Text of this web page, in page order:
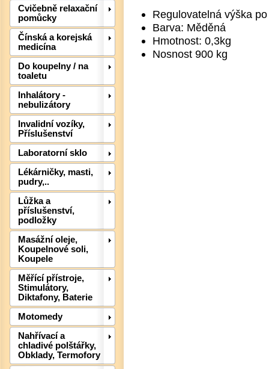
Cvičebně relaxační
pomůcky
Čínská a korejská
medicína
Do koupelny / na
toaletu
Inhalátory -
nebulizátory
Invalidní vozíky,
Příslušenství
Laboratorní sklo
Lékárničky, masti,
pudry,..
Lůžka a
příslušenství,
podložky
Masážní oleje,
Koupelnové soli,
Koupele
Měřící přístroje,
Stimulátory,
Diktafony, Baterie
Motomedy
Nahřívací a
chladivé polštářky,
Obklady, Termofory
Regulovatelná výška
Barva: Měděná
Hmotnost: 0,3kg
Nosnost 900 kg